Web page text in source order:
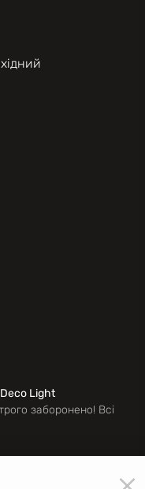
Light
заборонено! Всі